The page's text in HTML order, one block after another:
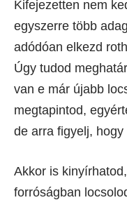
Kifejezetten nem
egyszerre több
adódóan elkezd
Úgy tudod
van e már újabb
megtapintod,
de arra figyelj,
Akkor is
forróságban